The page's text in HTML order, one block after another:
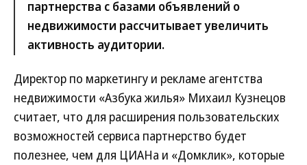
партнерства с базами объявлений о
недвижимости рассчитывает увеличить
активность аудитории.
Директор по маркетингу и рекламе агентства
недвижимости «Азбука жилья» Михаил Кузнецов
считает, что для расширения пользовательских
возможностей сервиса партнерство будет
полезнее, чем для ЦИАНа и «Домклик», которые